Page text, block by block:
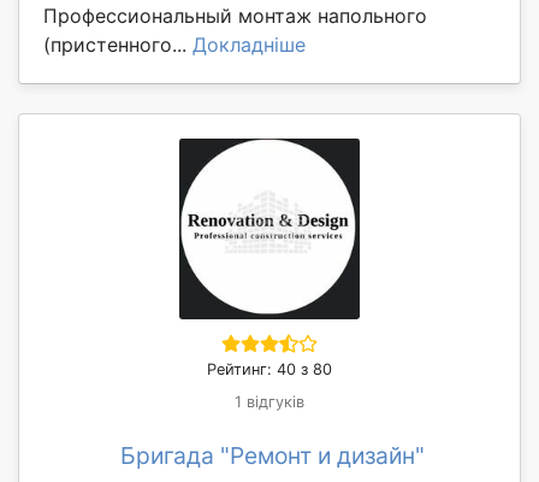
Профессиональный монтаж напольного
(пристенного... Докладніше
Рейтинг: 40 з 80
1 відгуків
Бригада "Ремонт и дизайн"